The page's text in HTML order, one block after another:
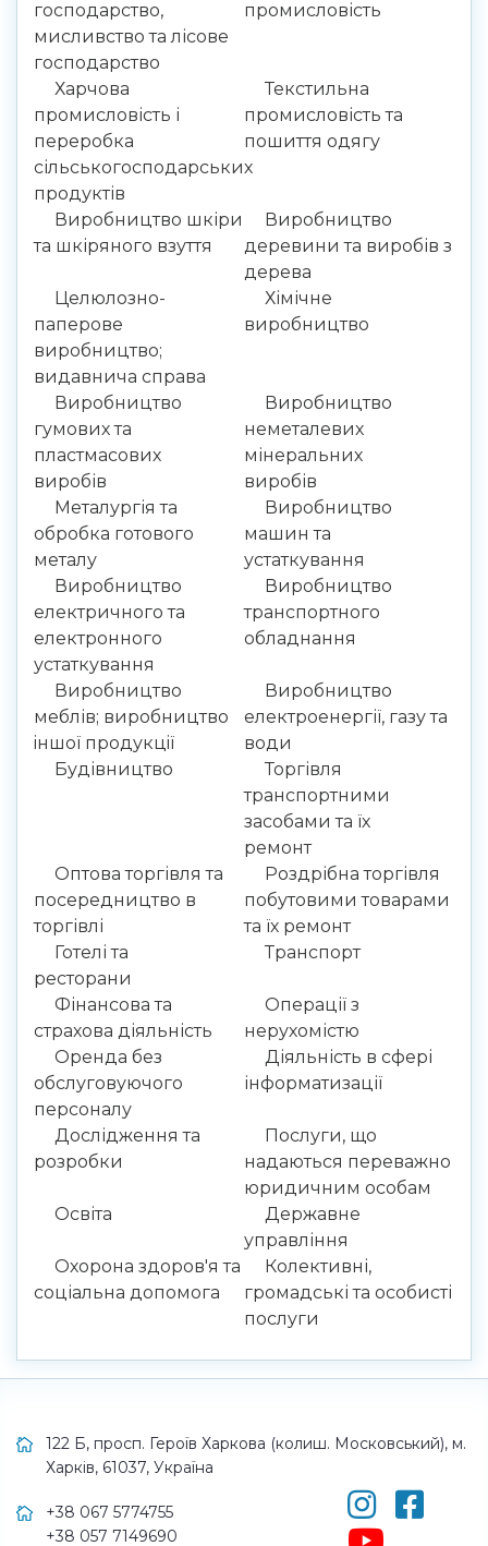
господарство,
мисливство та лісове
господарство
промисловість
Харчова
промисловість і
переробка
сільськогосподарських
продуктів
Текстильна
промисловість та
пошиття одягу
Виробництво шкіри
та шкіряного взуття
Виробництво
деревини та виробів з
дерева
Целюлозно-
паперове
виробництво;
видавнича справа
Хімічне
виробництво
Виробництво
гумових та
пластмасових
виробів
Виробництво
неметалевих
мінеральних
виробів
Металургія та
обробка готового
металу
Виробництво
машин та
устаткування
Виробництво
електричного та
електронного
устаткування
Виробництво
транспортного
обладнання
Виробництво
меблів; виробництво
iншої продукцiї
Виробництво
електроенергії, газу та
води
Будівництво
Торгівля
транспортними
засобами та їх
ремонт
Оптова торгівля та
посередництво в
торгівлі
Роздрібна торгівля
побутовими товарами
та їх ремонт
Готелі та
ресторани
Транспорт
Фінансова та
страхова діяльність
Операції з
нерухомістю
Оренда без
обслуговуючого
персоналу
Діяльність в сфері
інформатизації
Дослідження та
розробки
Послуги, що
надаються переважно
юридичним особам
Освіта
Державне
управління
Охорона здоров'я та
соціальна допомога
Колективні,
громадські та особисті
послуги
122 Б, просп. Героїв Харкова (колиш. Московський), м.
Харків, 61037, Україна
+38 067 5774755
+38 057 7149690